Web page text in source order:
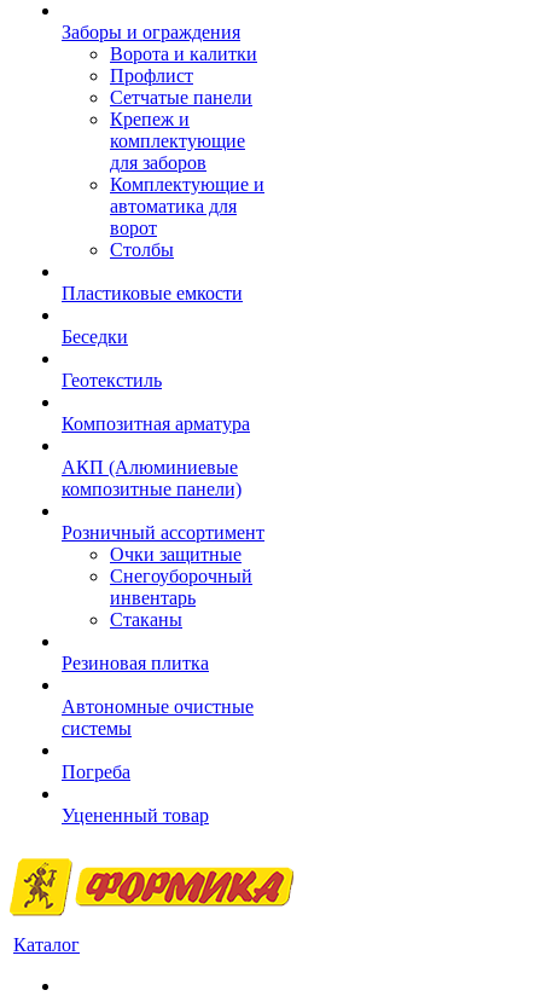
Заборы и ограждения
Ворота и калитки
Профлист
Сетчатые панели
Крепеж и
комплектующие
для заборов
Комплектующие и
автоматика для
ворот
Столбы
Пластиковые емкости
Беседки
Геотекстиль
Композитная арматура
АКП (Алюминиевые
композитные панели)
Розничный ассортимент
Очки защитные
Снегоуборочный
инвентарь
Стаканы
Резиновая плитка
Автономные очистные
системы
Погреба
Уцененный товар
Каталог